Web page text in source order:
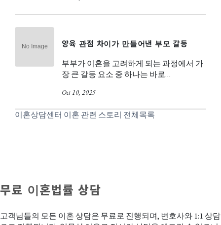
양육 관점 차이가 만들어낸 부모 갈등
부부가 이혼을 고려하게 되는 과정에서 가
장 큰 갈등 요소 중 하나는 바로…
Oct 10, 2025
이혼상담센터 이혼 관련 스토리 전체목록
무료 이혼법률 상담
고객님들의 모든 이혼 상담은 무료로 진행되며, 변호사와 1:1 상담